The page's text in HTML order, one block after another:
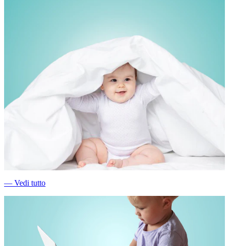
― Vedi tutto